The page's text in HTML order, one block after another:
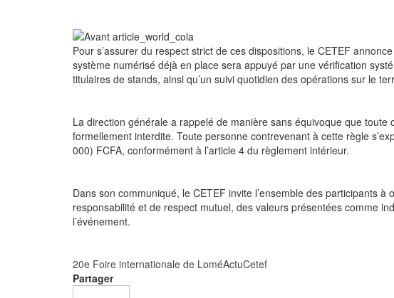
Pour s’assurer du respect strict de ces dispositions, le CETEF
système numérisé déjà en place sera appuyé par une vérification
titulaires de stands, ainsi qu’un suivi quotidien des opérations sur le
La direction générale a rappelé de manière sans équivoque que toute
formellement interdite. Toute personne contrevenant à cette règle
000) FCFA, conformément à l’article 4 du règlement intérieur.
Dans son communiqué, le CETEF invite l’ensemble des participants
responsabilité et de respect mutuel, des valeurs présentées comme
l’événement.
20e Foire internationale de LoméActuCetef
Partager